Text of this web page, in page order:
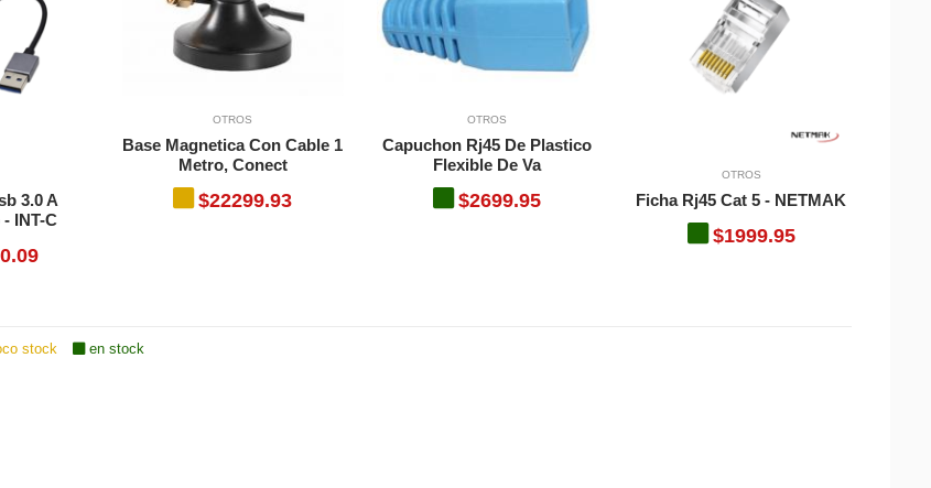
3.0 A
INT-C
OTROS
Base Magnetica Con Cable 1
Metro, Conect
$22299.93
OTROS
Capuchon Rj45 De Plastico
Flexible De Va
$2699.95
OTROS
Ficha Rj45 Cat 5 - NETMAK
$1999.95
stock en stock